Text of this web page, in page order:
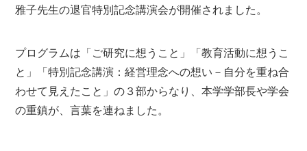
雅子先生の退官特別記念講演会が開催されました。
プログラムは「ご研究に想うこと」「教育活動に想うこ
と」「特別記念講演：経営理念への想い－自分を重ね合
わせて見えたこと」の３部からなり、本学学部長や学会
の重鎮が、言葉を連ねました。